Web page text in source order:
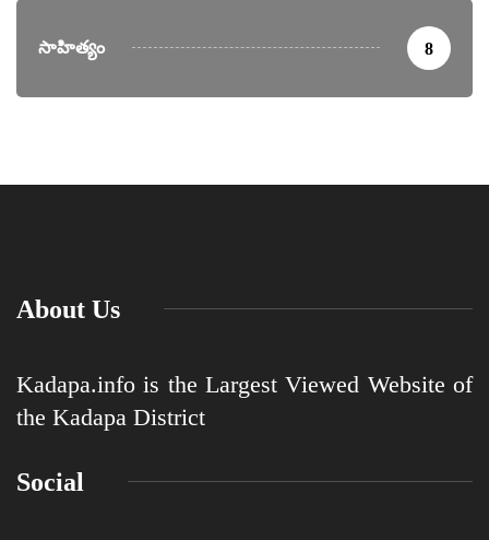
సాహిత్యం 8
About Us
Kadapa.info is the Largest Viewed Website of
the Kadapa District
Social